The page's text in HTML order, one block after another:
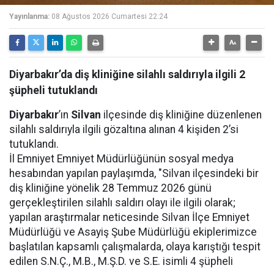
Yayınlanma: 08 Ağustos 2026 Cumartesi 22:24
Diyarbakır’da diş kliniğine silahlı saldırıyla ilgili 2
şüpheli tutuklandı
Diyarbakır’ın Silvan ilçesinde diş kliniğine düzenlenen
silahlı saldırıyla ilgili gözaltına alınan 4 kişiden 2’si
tutuklandı.
İl Emniyet Emniyet Müdürlüğünün sosyal medya
hesabından yapılan paylaşımda, "Silvan ilçesindeki bir
diş kliniğine yönelik 28 Temmuz 2026 günü
gerçekleştirilen silahlı saldırı olayı ile ilgili olarak;
yapılan araştırmalar neticesinde Silvan İlçe Emniyet
Müdürlüğü ve Asayiş Şube Müdürlüğü ekiplerimizce
başlatılan kapsamlı çalışmalarda, olaya karıştığı tespit
edilen S.N.Ç., M.B., M.Ş.D. ve S.E. isimli 4 şüpheli